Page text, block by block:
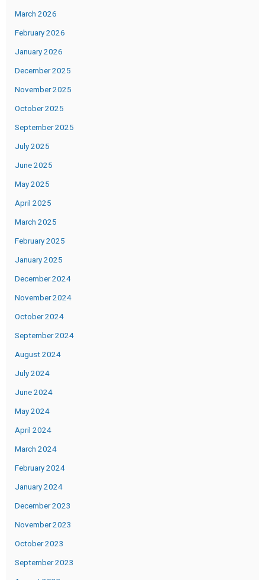
March 2026
February 2026
January 2026
December 2025
November 2025
October 2025
September 2025
July 2025
June 2025
May 2025
April 2025
March 2025
February 2025
January 2025
December 2024
November 2024
October 2024
September 2024
August 2024
July 2024
June 2024
May 2024
April 2024
March 2024
February 2024
January 2024
December 2023
November 2023
October 2023
September 2023